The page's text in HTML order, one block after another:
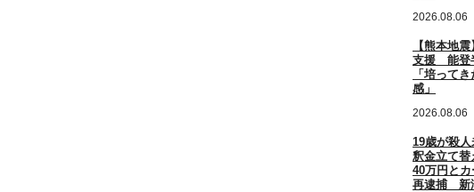
2026.08.06
【熊本地
支援 能登
「培って
感」
2026.08.06
19歳が殺
釈金立て替
40万円と
再逮捕 新